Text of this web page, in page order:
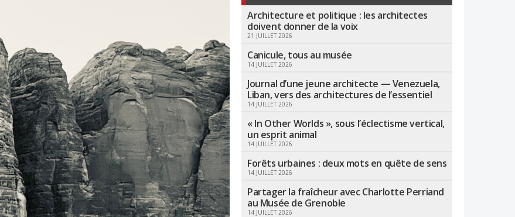
Architecture et politique : les architectes
doivent donner de la voix
21 JUILLET 2026
Canicule, tous au musée
14 JUILLET 2026
Journal d’une jeune architecte — Venezuela,
Liban, vers des architectures de l’essentiel
14 JUILLET 2026
« In Other Worlds », sous l’éclectisme vertical,
un esprit animal
14 JUILLET 2026
Forêts urbaines : deux mots en quête de sens
14 JUILLET 2026
Partager la fraîcheur avec Charlotte Perriand
au Musée de Grenoble
14 JUILLET 2026